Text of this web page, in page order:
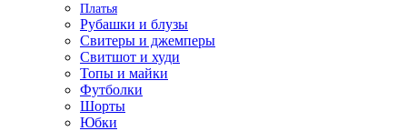
Платья
Рубашки и блузы
Свитеры и джемперы
Свитшот и худи
Топы и майки
Футболки
Шорты
Юбки